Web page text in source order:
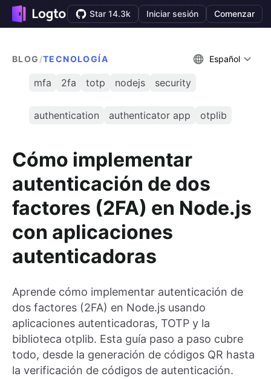
Star 14.3k Iniciar sesión Comenzar
BLOG /TECNOLOGÍA Español
mfa 2fa totp nodejs security
authentication authenticator app otplib
Cómo implementar
autenticación de dos
factores (2FA) en Node.js
con aplicaciones
autenticadoras
Aprende cómo implementar autenticación de
dos factores (2FA) en Node.js usando
aplicaciones autenticadoras, TOTP y la
biblioteca otplib. Esta guía paso a paso cubre
todo, desde la generación de códigos QR hasta
la verificación de códigos de autenticación.